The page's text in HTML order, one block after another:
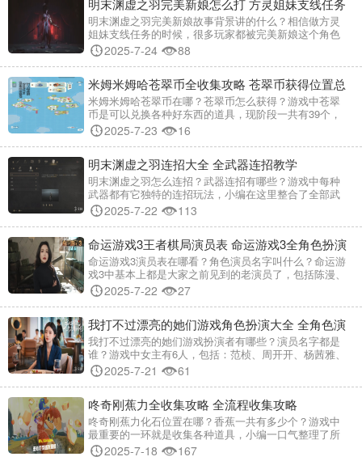
全 生飞羽循空获得方法 1、从佛源镇的神龛弃尸坑开
始，沿路一直走走唐王行宫。
明末渊虚之羽完美新娘怎么打 方灵姐妹支线任务
全攻略
明末渊虚之羽完美新娘故事背景讲的什么？相信做方灵
姐妹支线任务的时候，很多玩家都被完美新娘这个角色
惊艳到，就好比黑神话里的四妹，小编在这里就给大家
分享方灵姐妹全流程攻略，当然也奉上完美新娘的打法
攻略，感兴趣的快来瞅瞅吧~ 明末渊虚之羽方灵姐妹全流
程攻略 新娘套获取00:00 方灵支线-上00:51 vs完美新娘
2025-7-24 88
米姆米姆哈苍翠币全收集攻略 苍翠币获得位置总
汇
米姆米姆哈苍翠币在哪？苍翠币怎么获得？游戏中苍翠
币是可以兑换各种好东西的道具，现阶段一共有39个，
小编在这里一口气为大家整了这些苍翠币获得位置，省
的大家在浪费时间去寻找了~ 米姆米姆哈39个苍翠币全
收集攻略 松鸣群岛苍翠币位置（7/7） 上面有一个地方
是头部装饰注意拿。想着反正是攻略，顺便附上各种米
姆
2025-7-23 16
明末渊虚之羽连招大全 全武器连招教学
明末渊虚之羽怎么连招？武器连招有哪些？游戏中每种
武器都有它独特的连招玩法，小编在这里整合了全部武
器的连招操作教学，快来看看你现在拿的武器连招怎么
耍吧~ 明末渊虚之羽连招大全 长刀武器连招 长刀类武器
可通过斗转星羽解锁长空碎月后，使用轻攻击第二段命
中敌人时，获得1层须羽。 获得须羽后，可快速释放瞬斩
或瞬息斩。 输出按键：鼠标左键→鼠标
2025-7-22 113
命运游戏3王者棋局演员表 命运游戏3全角色扮演
者名单
命运游戏3演员表在哪看？角色演员名字叫什么？命运游
戏3中基本上都是大家之前见到的老演员了，包括陈漫、
刘梦茹、梅宝莱、刘佳玺，周子煜等，不难发现演员表
里有一位新人，下面小编就携手大家一起来了解了解~ 命
运游戏3演员表一览 陈漫 代表角色：《命运游戏1&2》程
月笙（老板娘）、《美女请别影响我学习》欧阳老师 特
点：影游界“常青树”，以成熟魅力
2025-7-22 27
我打不过漂亮的她们游戏角色扮演大全 全角色演
员表一览
我打不过漂亮的她们游戏扮演者有哪些？演员名字都是
谁？游戏中女主有6人，包括：范桢、周开开、杨茜雅、
孙艺燃、钟泠儿、黎晟萱等，另外还有两个大冤种男
主，小编在这里就为大家带来了全角色演员表一览，感
兴趣的小伙伴们来看看吧~ 我打不过漂亮的她们游戏演员
表 黎晟萱-女帝化身美飒经理人 在《我打不过漂亮的她
们》中，黎晟萱变身为龙拳拳击俱乐部经理苏茜
2025-7-21 61
咚奇刚蕉力全收集攻略 全流程收集攻略
咚奇刚蕉力化石位置在哪？香蕉一共有多少个？游戏中
最重要的一环就是收集各种道具，小编一口气整理了所
有区域的全流程收集攻略，希望通过这篇攻略文章能让
2025-7-18 167